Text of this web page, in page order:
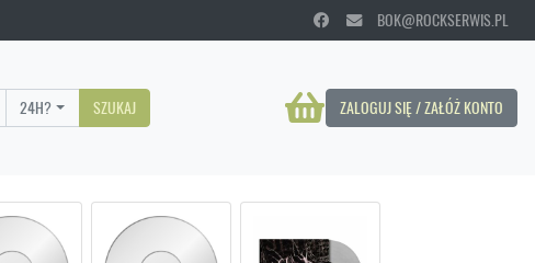
BOK@ROCKSERWIS.PL
ZALOGUJ SIĘ / ZAŁÓŻ KONTO
24H? SZUKAJ